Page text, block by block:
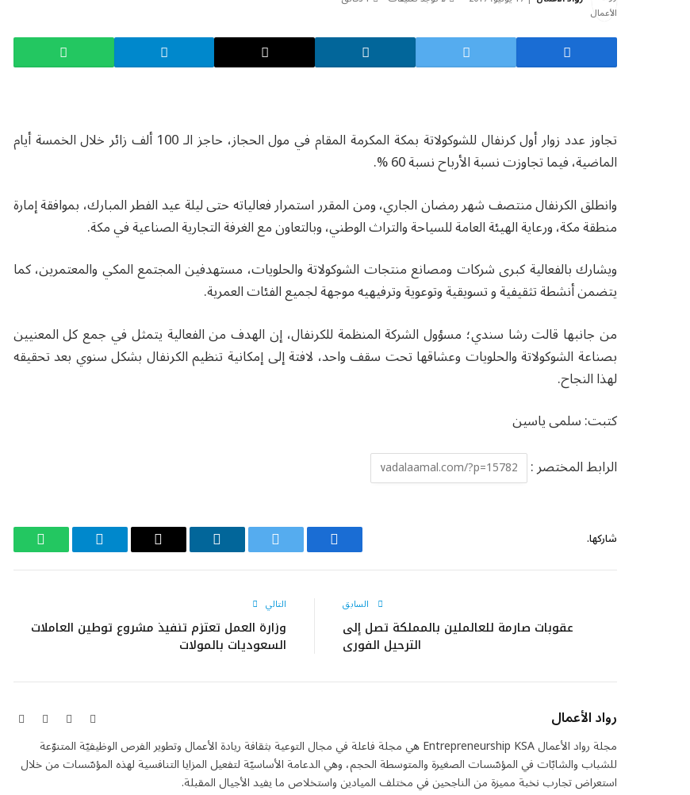
تجاوز عدد زوار أول كرنفال للشوكولاتة بمكة المكرمة المقام في مول الحجاز، حاجز الـ 100 ألف زائر خلال الخمسة أيام
الماضية، فيما تجاوزت نسبة الأرباح نسبة 60 %.
وانطلق الكرنفال منتصف شهر رمضان الجاري، ومن المقرر استمرار فعالياته حتى ليلة عيد الفطر المبارك، بموافقة إمارة
منطقة مكة، ورعاية الهيئة العامة للسياحة والتراث الوطني، وبالتعاون مع الغرفة التجارية الصناعية في مكة.
ويشارك بالفعالية كبرى شركات ومصانع منتجات الشوكولاتة والحلويات، مستهدفين المجتمع المكي والمعتمرين، كما
يتضمن أنشطة تثقيفية و تسويقية وتوعوية وترفيهيه موجهة لجميع الفئات العمرية.
من جانبها قالت رشا سندي؛ مسؤول الشركة المنظمة للكرنفال، إن الهدف من الفعالية يتمثل في جمع كل المعنيين
بصناعة الشوكولاتة والحلويات وعشاقها تحت سقف واحد، لافتة إلى إمكانية تنظيم الكرنفال بشكل سنوي بعد تحقيقه
لهذا النجاح.
كتبت: سلمى ياسين
الرابط المختصر :
شاركها.
فيسبوك تويتر لينكدإن
البريد
تيلقرام واتساب
السابق
عقوبات صارمة للعالملين بالمملكة تصل إلى
الترحيل الفوري
التالي
وزارة العمل تعتزم تنفيذ مشروع توطين العاملات
السعوديات بالمولات
رواد الأعمال فيسبوك الانستغرام
مجلة رواد الأعمال Entrepreneurship KSA هي مجلة فاعلة في مجال التوعية بثقافة ريادة الأعمال وتطوير الفرص الوظيفيّة المتنوّعة
للشباب والشابّات في المؤسّسات الصغيرة والمتوسطة الحجم، وهي الدعامة الأساسيّة لتفعيل المزايا التنافسية لهذه المؤسّسات من خلال
استعراض تجارب نخبة مميزة من الناجحين في مختلف الميادين واستخلاص ما يفيد الأجيال المقبلة.